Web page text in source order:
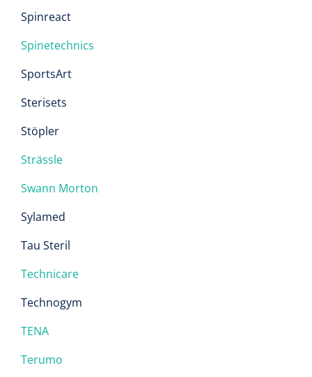
Spinreact
Spinetechnics
SportsArt
Sterisets
Stöpler
Strässle
Swann Morton
Sylamed
Tau Steril
Technicare
Technogym
TENA
Terumo